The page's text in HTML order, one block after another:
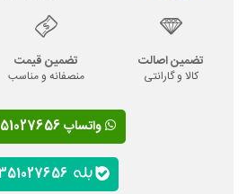
تضمین اصالت
کالا و گارانتی
تضمین قیمت
منصفانه و مناسب
واتساپ 09351027656